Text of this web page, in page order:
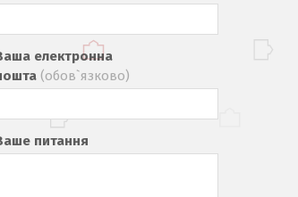
електронна
(обов`язково)
питання